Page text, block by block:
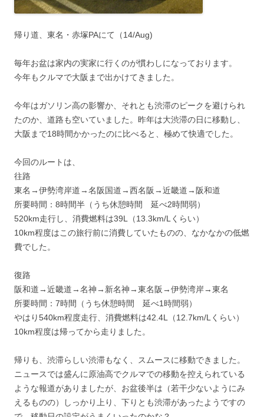
帰り道、東名・赤塚PAにて（14/Aug)
毎年お盆は家内の実家に行くのが慣わしになっております。
今年もクルマで大阪まで出かけてきました。
今年はガソリン高の影響か、それとも渋滞のピークを避けられ
たのか、道路も空いていました。昨年は大渋滞の日に移動し、
大阪まで18時間かかったのに比べると、極めて快適でした。
今回のルートは、
往路
東名→伊勢湾岸道→名阪国道→西名阪→近畿道→阪和道
所要時間：8時間半（うち休憩時間 延べ2時間弱）
520km走行し、消費燃料は39L（13.3km/Lくらい）
10km程度はこの旅行前に消費していたものの、なかなかの低燃
費でした。
復路
阪和道→近畿道→名神→新名神→東名阪→伊勢湾岸→東名
所要時間：7時間（うち休憩時間 延べ1時間弱）
やはり540km程度走行、消費燃料は42.4L（12.7km/Lくらい）
10km程度は帰ってから走りました。
帰りも、渋滞らしい渋滞もなく、スムースに移動できました。
ニュースでは盛んに原油高でクルマでの移動を控えられている
ような報道がありましたが、お盆後半は（若干少ないようにみ
えるものの）しっかり上り、下りとも渋滞があったようですの